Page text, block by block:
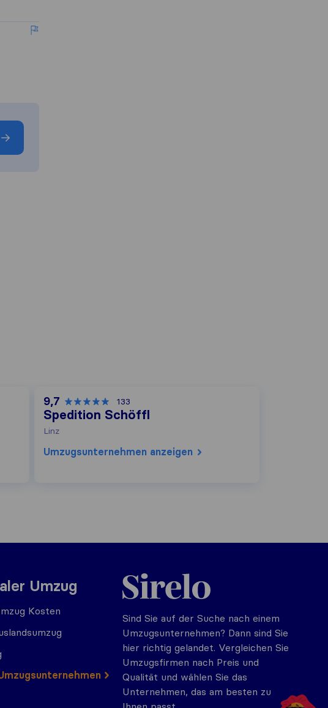
9,7 133
Spedition Schöffl
Linz
Umzugs​unternehmen anzeigen
Umzug
Kosten
Sirelo.at
Sind Sie auf der Suche nach einem
Umzugsunternehmen? Dann sind Sie
hier richtig gelandet. Vergleichen Sie
Umzugsfirmen nach Preis und
Qualität und wählen Sie das
Unternehmen, das am besten zu